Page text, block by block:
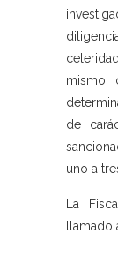
mismo
de
uno a
La
llamado